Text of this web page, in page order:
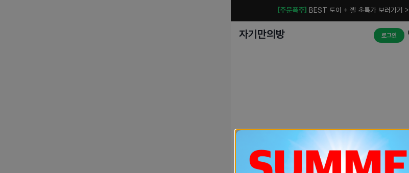
[주문폭주] BEST 토이 + 젤 초특가 보러가기 >
자기만의방 로그인